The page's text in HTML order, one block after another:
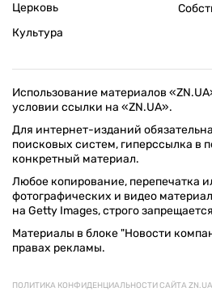
Церковь
Культура
Использование материалов
условии ссылки на «ZN.UA».
Для интернет-изданий
поисковых систем, гиперссылка в
конкретный материал.
Любое копирование, перепечатка
фотографических и видео
на Getty Images, строго
Материалы в блоке "Новости
правах рекламы.
ПОЛИТИКА КОНФИДЕНЦИАЛЬНОСТИ САЙТА ZN.UA